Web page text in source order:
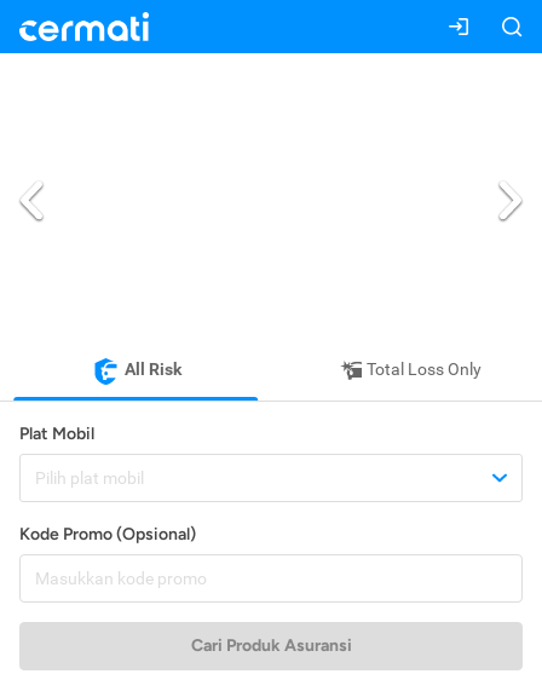
All Risk Total Loss Only
Plat Mobil
Pilih plat mobil
Kode Promo (Opsional)
Cari Produk Asuransi